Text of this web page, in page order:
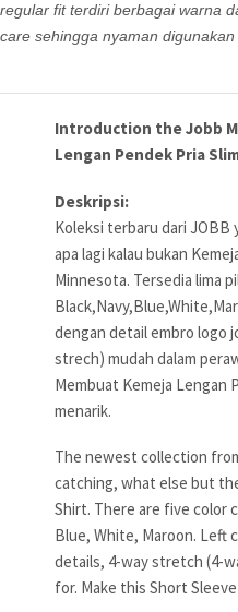
regular fit terdiri berbagai warna
care sehingga nyaman digunakan
Introduction the Jobb
Lengan Pendek Pria
Deskripsi:
Koleksi terbaru dari JOBB
apa lagi kalau bukan
Minnesota. Tersedia lima
dengan detail embro logo
strech) mudah dalam
Membuat Kemeja Lengan
menarik.
The newest collection
catching, what else but
Shirt. There are five color
Blue, White, Maroon. Left
details, 4-way stretch (4-
for. Make this Short